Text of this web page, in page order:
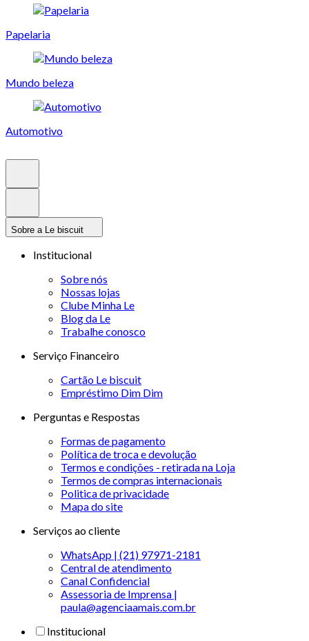
Papelaria
Mundo beleza
Automotivo
Sobre a Le biscuit
Institucional
Sobre nós
Nossas lojas
Clube Minha Le
Blog da Le
Trabalhe conosco
Serviço Financeiro
Cartão Le biscuit
Empréstimo Dim Dim
Perguntas e Respostas
Formas de pagamento
Política de troca e devolução
Termos e condições - retirada na Loja
Termos de compras internacionais
Politica de privacidade
Mapa do site
Serviços ao cliente
WhatsApp | (21) 97971-2181
Central de atendimento
Canal Confidencial
Assessoria de Imprensa |
paula@agenciaamais.com.br
Institucional